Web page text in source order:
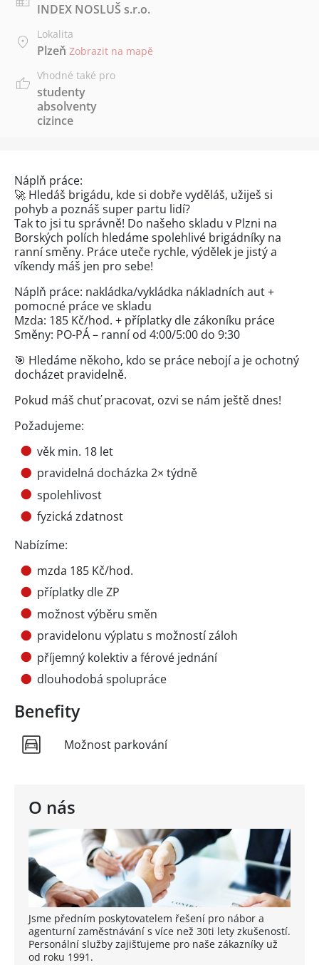
INDEX NOSLUŠ s.r.o.
Lokalita
Plzeň Zobrazit na mapě
Vhodné také pro
studenty
absolventy
cizince
O nás
Jsme předním poskytovatelem řešení pro nábor a
agenturní zaměstnávání s více než 30ti lety zkušeností.
Personální služby zajišťujeme pro naše zákazníky už
od roku 1991.
Náplň práce:
🚀 Hledáš brigádu, kde si dobře vyděláš, užiješ si
pohyb a poznáš super partu lidí?
Tak to jsi tu správně! Do našeho skladu v Plzni na
Borských polích hledáme spolehlivé brigádníky na
ranní směny. Práce uteče rychle, výdělek je jistý a
víkendy máš jen pro sebe!
Náplň práce: nakládka/vykládka nákladních aut +
pomocné práce ve skladu
Mzda: 185 Kč/hod. + příplatky dle zákoníku práce
Směny: PO-PÁ – ranní od 4:00/5:00 do 9:30
🎯 Hledáme někoho, kdo se práce nebojí a je ochotný
docházet pravidelně.
Pokud máš chuť pracovat, ozvi se nám ještě dnes!
Požadujeme:
věk min. 18 let
pravidelná docházka 2× týdně
spolehlivost
fyzická zdatnost
Nabízíme:
mzda 185 Kč/hod.
příplatky dle ZP
možnost výběru směn
pravidelonu výplatu s možností záloh
příjemný kolektiv a férové jednání
dlouhodobá spolupráce
Benefity
Možnost parkování